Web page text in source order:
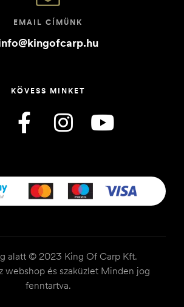
EMAIL CÍMÜNK
KÖVESS MINKET
alatt © 2023 King Of Carp Kft.
webshop és szaküzlet Minden jog
fenntartva.